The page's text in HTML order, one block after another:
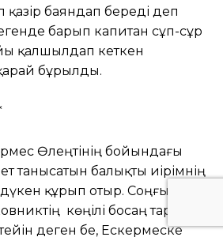
баяндап береді деп
барып капитан сұп-сұр
қалшылдап кеткен
бұрылды.
Өлеңтінің бойындағы
танысатын балықты иірімнің
құрып отыр. Cоңғы
көңілі босаң тартып,
деген бе, Ескермеске